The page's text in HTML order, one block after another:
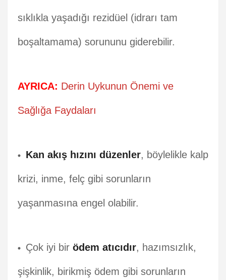
sıklıkla yaşadığı rezidüel (idrarı tam
boşaltamama) sorununu giderebilir.
AYRICA: Derin Uykunun Önemi ve
Sağlığa Faydaları
Kan akış hızını düzenler, böylelikle kalp
krizi, inme, felç gibi sorunların
yaşanmasına engel olabilir.
Çok iyi bir ödem atıcıdır, hazımsızlık,
şişkinlik, birikmiş ödem gibi sorunların